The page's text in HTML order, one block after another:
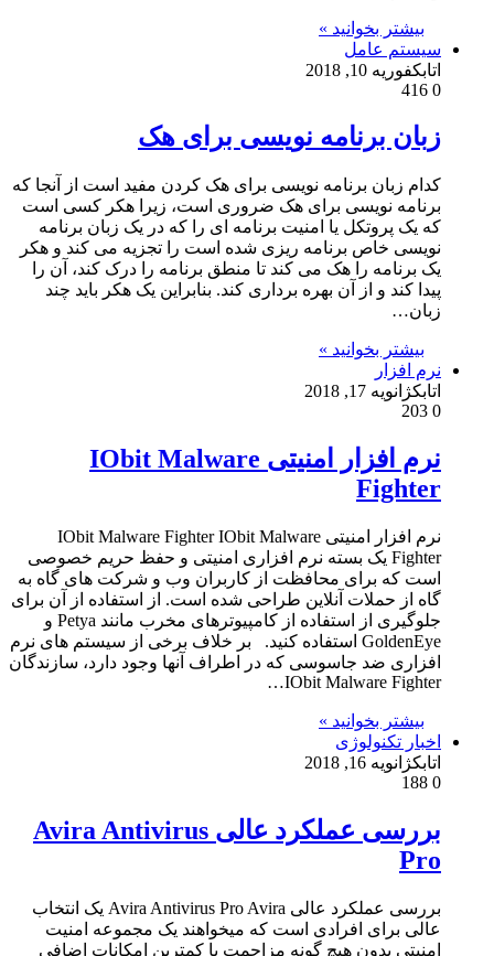
بیشتر بخوانید »
سیستم عامل
اتابکفوریه 10, 2018
0
زبان برنامه نویسی برای هک
کدام زبان برنامه نویسی برای هک کردن مفید است از آنجا که
برنامه نویسی برای هک ضروری است، زیرا هکر کسی است
که یک پروتکل یا امنیت برنامه ای را که در یک زبان برنامه
نویسی خاص برنامه ریزی شده است را تجزیه می کند و هکر
یک برنامه را هک می کند تا منطق برنامه را درک کند، آن را
پیدا کند و از آن بهره برداری کند. بنابراین یک هکر باید چند
زبان…
بیشتر بخوانید »
نرم افزار
اتابکژانویه 17, 2018
0
نرم افزار امنیتی IObit Malware
Fighter
نرم افزار امنیتی IObit Malware Fighter IObit Malware
Fighter یک بسته نرم افزاری امنیتی و حفظ حریم خصوصی
است که برای محافظت از کاربران وب و شرکت های گاه به
گاه از حملات آنلاین طراحی شده است. از استفاده از آن برای
جلوگیری از استفاده از کامپیوترهای مخرب مانند Petya و
GoldenEye استفاده کنید. بر خلاف برخی از سیستم های نرم
افزاری ضد جاسوسی که در اطراف آنها وجود دارد، سازندگان
IObit Malware Fighter…
بیشتر بخوانید »
اخبار تکنولوژی
اتابکژانویه 16, 2018
0
بررسی عملکرد عالی Avira Antivirus
Pro
بررسی عملکرد عالی Avira Antivirus Pro Avira یک انتخاب
عالی برای افرادی است که میخواهند یک مجموعه امنیت
امنیتی بدون هیچ گونه مزاحمت با کمترین امکانات اضافی